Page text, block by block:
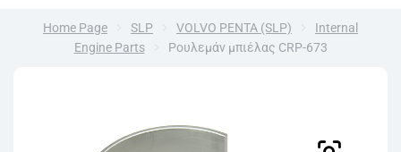
Home Page SLP VOLVO PENTA (SLP)
Internal
Engine Parts
Ρουλεμάν μπιέλας CRP-673